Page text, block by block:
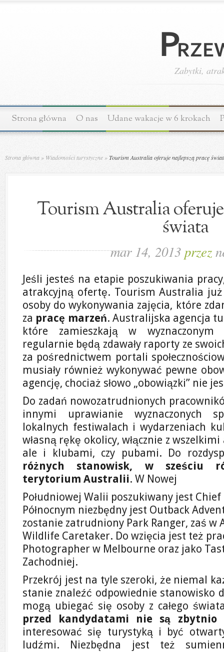
Zabytki,
Strona główna O nas Udane wakacje w 6 krokach
Strona główna » Wiadomości turystyczne »Tourism Australia oferuje najlepszą pracę
Tourism Australia oferuje
świata
mar 14, 2013 przez
Jeśli jesteś na etapie poszukiwania
atrakcyjną ofertę. Tourism Australia
osoby do wykonywania zajęcia, które
za pracę marzeń. Australijska agencja
które zamieszkają w
regularnie będą zdawały raporty ze
za pośrednictwem portali
musiały również wykonywać pewne
agencję, chociaż słowo „obowiązki” nie
Do zadań nowozatrudnionych
innymi uprawianie wyznaczonych
lokalnych festiwalach i wydarzeniach
własną rękę okolicy, włącznie z
ale i klubami, czy pubami. Do
różnych stanowisk, w sześciu
terytorium Australii. W Nowej
Południowej Walii poszukiwany jest
Północnym niezbędny jest Outback
zostanie zatrudniony Park Ranger, zaś w
Wildlife Caretaker. Do wzięcia jest też
Photographer w Melbourne oraz jako
Zachodniej.
Przekrój jest na tyle szeroki, że niemal
stanie znaleźć odpowiednie stanowisko
mogą ubiegać się osoby z całego
przed kandydatami nie są zbytnio
interesować się turystyką i być
ludźmi. Niezbędna jest też